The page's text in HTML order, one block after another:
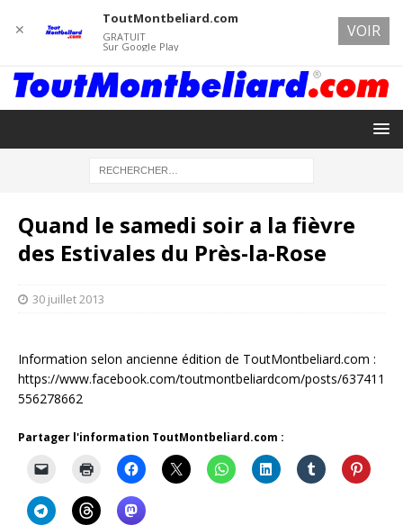
Quand le samedi soir a la fièvre
des Estivales du Près-la-Rose
30 juillet 2013
Information selon ancienne édition de ToutMontbeliard.com :
https://www.facebook.com/toutmontbeliardcom/posts/637411
556278662
Partager l'information ToutMontbeliard.com :
✕
ToutMontbeliard.com
GRATUIT
Sur Google Play
VOIR